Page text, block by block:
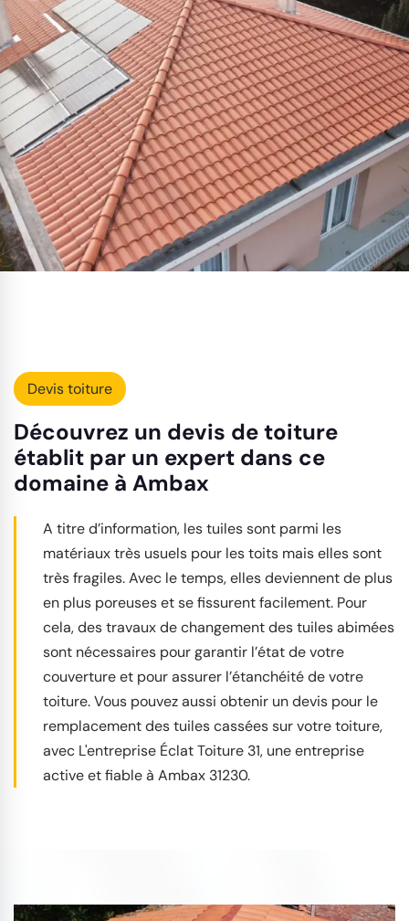
Devis toiture
Découvrez un devis de toiture
établit par un expert dans ce
domaine à Ambax
A titre d’information, les tuiles sont parmi les
matériaux très usuels pour les toits mais elles sont
très fragiles. Avec le temps, elles deviennent de plus
en plus poreuses et se fissurent facilement. Pour
cela, des travaux de changement des tuiles abimées
sont nécessaires pour garantir l’état de votre
couverture et pour assurer l’étanchéité de votre
toiture. Vous pouvez aussi obtenir un devis pour le
remplacement des tuiles cassées sur votre toiture,
avec L'entreprise Éclat Toiture 31, une entreprise
active et fiable à Ambax 31230.